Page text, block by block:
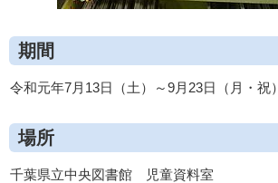
期間
令和元年7月13日（土）～9月23日（月・祝）
場所
千葉県立中央図書館 児童資料室